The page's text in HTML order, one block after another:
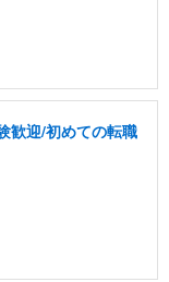
歓迎/初めての転職